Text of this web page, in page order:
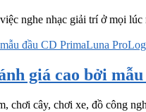
nghe nhạc giải trí ở mọi
giá cao bởi
chơi cây, chơi xe, đồ công